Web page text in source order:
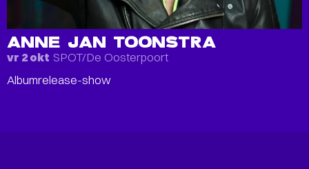
ANNE JAN TOONSTRA
vr 2 okt SPOT/De Oosterpoort
Albumrelease-show